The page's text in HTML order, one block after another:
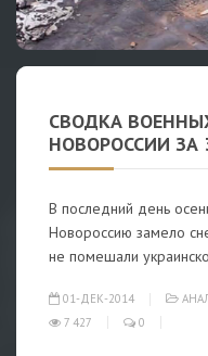
СВОДКА
НОВОРОССИИ ЗА
В последний день
Новороссию замело
не помешали
01-ДЕК-2014
7 427
0